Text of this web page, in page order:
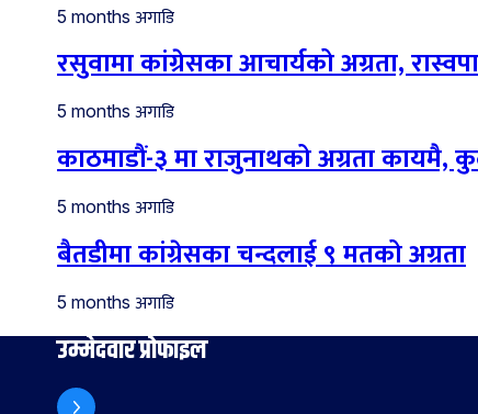
5 months अगाडि
रसुवामा कांग्रेसका आचार्यको अग्रता,
5 months अगाडि
काठमाडौं-३ मा राजुनाथको अग्रता कायमै,
5 months अगाडि
बैतडीमा कांग्रेसका चन्दलाई ९ मतको अग्रता
5 months अगाडि
उम्मेदवार प्रोफाइल